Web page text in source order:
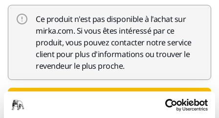
Ce produit n'est pas disponible à l'achat sur
mirka.com. Si vous êtes intéressé par ce
produit, vous pouvez contacter notre service
client pour plus d'informations ou trouver le
revendeur le plus proche.